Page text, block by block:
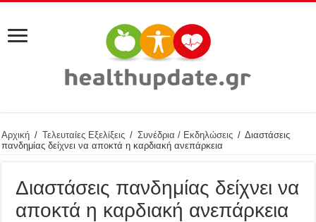
Αρχική / Τελευταίες Εξελίξεις / Συνέδρια / Εκδηλώσεις / Διαστάσεις
πανδημίας δείχνει να αποκτά η καρδιακή ανεπάρκεια
Διαστάσεις πανδημίας δείχνει να
αποκτά η καρδιακή ανεπάρκεια